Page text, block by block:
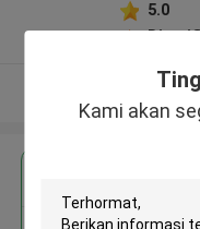
Kami akan
5.0